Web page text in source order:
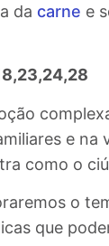
da carne e
e na
como o
o
que